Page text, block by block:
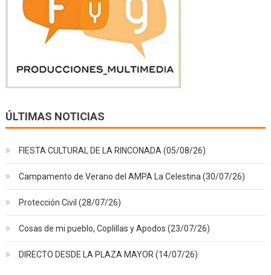
ÚLTIMAS NOTICIAS
FIESTA CULTURAL DE LA RINCONADA (05/08/26)
Campamento de Verano del AMPA La Celestina (30/07/26)
Protección Civil (28/07/26)
Cosas de mi pueblo, Coplillas y Apodos (23/07/26)
DIRECTO DESDE LA PLAZA MAYOR (14/07/26)